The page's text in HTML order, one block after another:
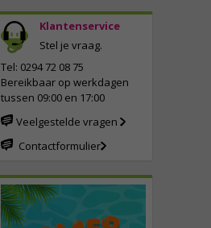
Klantenservice
Stel je vraag.
Tel: 0294 72 08 75
Bereikbaar op werkdagen
tussen 09:00 en 17:00
Veelgestelde vragen
Contactformulier